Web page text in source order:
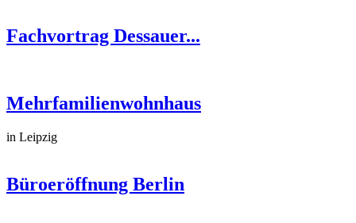
Fachvortrag Dessauer...
Mehrfamilienwohnhaus
in Leipzig
Büroeröffnung Berlin